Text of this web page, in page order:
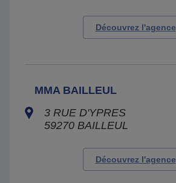
Découvrez l'agence
MMA BAILLEUL
3 RUE D'YPRES
59270 BAILLEUL
Découvrez l'agence